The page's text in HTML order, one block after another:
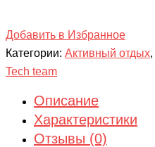
Добавить в Избранное
Категории: Активный отдых,
Tech team
Описание
Характеристики
Отзывы (0)